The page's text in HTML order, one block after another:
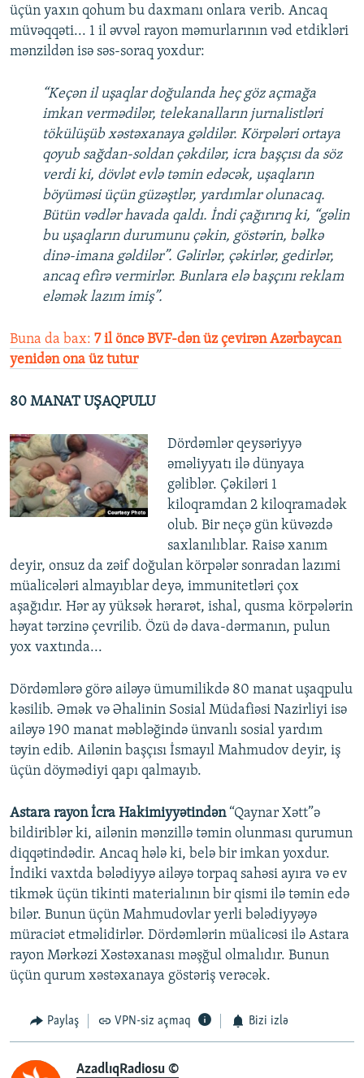
üçün yaxın qohum bu daxmanı onlara verib. Ancaq
müvəqqəti... 1 il əvvəl rayon məmurlarının vəd etdikləri
mənzildən isə səs-soraq yoxdur:
“Keçən il uşaqlar doğulanda heç göz açmağa
imkan vermədilər, telekanalların jurnalistləri
tökülüşüb xəstəxanaya gəldilər. Körpələri ortaya
qoyub sağdan-soldan çəkdilər, icra başçısı da söz
verdi ki, dövlət evlə təmin edəcək, uşaqların
böyüməsi üçün güzəştlər, yardımlar olunacaq.
Bütün vədlər havada qaldı. İndi çağırırıq ki, “gəlin
bu uşaqların durumunu çəkin, göstərin, bəlkə
dinə-imana gəldilər”. Gəlirlər, çəkirlər, gedirlər,
ancaq efirə vermirlər. Bunlara elə başçını reklam
eləmək lazım imiş”.
Buna da bax: 7 il öncə BVF-dən üz çevirən Azərbaycan
yenidən ona üz tutur
80 MANAT UŞAQPULU
Dördəmlər qeysəriyyə
əməliyyatı ilə dünyaya
gəliblər. Çəkiləri 1
kiloqramdan 2 kiloqramadək
olub. Bir neçə gün küvəzdə
saxlanılıblar. Raisə xanım
deyir, onsuz da zəif doğulan körpələr sonradan lazımi
müalicələri almayıblar deyə, immunitetləri çox
aşağıdır. Hər ay yüksək hərarət, ishal, qusma körpələrin
həyat tərzinə çevrilib. Özü də dava-dərmanın, pulun
yox vaxtında...
Dördəmlərə görə ailəyə ümumilikdə 80 manat uşaqpulu
kəsilib. Əmək və Əhalinin Sosial Müdafiəsi Nazirliyi isə
ailəyə 190 manat məbləğində ünvanlı sosial yardım
təyin edib. Ailənin başçısı İsmayıl Mahmudov deyir, iş
üçün döymədiyi qapı qalmayıb.
Astara rayon İcra Hakimiyyətindən“Qaynar Xətt”ə
bildiriblər ki, ailənin mənzillə təmin olunması qurumun
diqqətindədir. Ancaq hələ ki, belə bir imkan yoxdur.
İndiki vaxtda bələdiyyə ailəyə torpaq sahəsi ayıra və ev
tikmək üçün tikinti materialının bir qismi ilə təmin edə
bilər. Bunun üçün Mahmudovlar yerli bələdiyyəyə
müraciət etməlidirlər. Dördəmlərin müalicəsi ilə Astara
rayon Mərkəzi Xəstəxanası məşğul olmalıdır. Bunun
üçün qurum xəstəxanaya göstəriş verəcək.
Paylaş VPN-siz açmaq Bizi izlə
AzadlıqRadiosu ©